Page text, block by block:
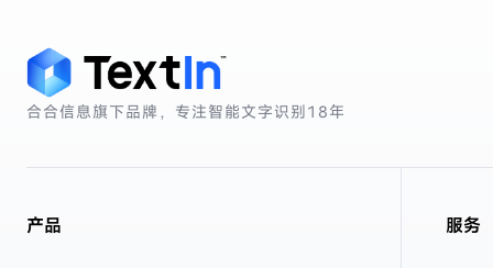
合合信息旗下品牌，专注智能文字识别18年
产品 服务